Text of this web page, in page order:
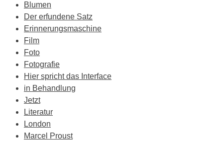
Blumen
Der erfundene Satz
Erinnerungsmaschine
Film
Foto
Fotografie
Hier spricht das Interface
in Behandlung
Jetzt
Literatur
London
Marcel Proust